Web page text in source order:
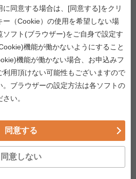
の確認
いか確認し、「進む」をクリッ
に同意する場合は、[同意する]をクリ
ー（Cookie）の使用を希望しない場
フト(ブラウザー)をご自身で設定す
機能が働かないようにすること
機能が働かない場合、お申込みフ
利用頂けない可能性もございますので
。ブラウザーの設定方法は各ソフトの
い。
同意しない
同意する